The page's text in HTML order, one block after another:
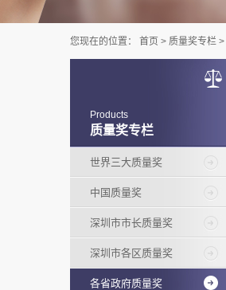
质量奖专栏
Products
世界三大质量奖
中国质量奖
深圳市市长质量奖
深圳市各区质量奖
各省政府质量奖
您现在的位置： 首页 > 质量奖专栏 >